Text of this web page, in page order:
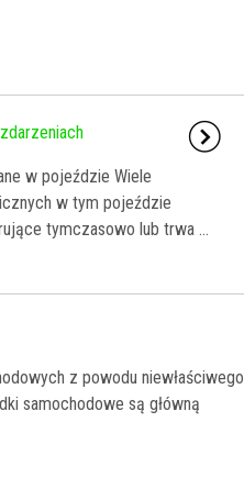
w pojeździe Wiele
w tym pojeździe
tymczasowo lub trwa ...
z powodu niewłaściwego
samochodowe są główną